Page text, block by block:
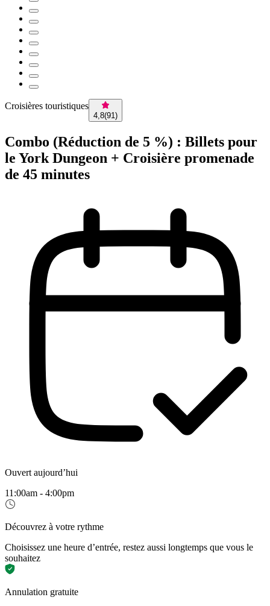
Croisières touristiques
4,8(91)
Combo (Réduction de 5 %) : Billets pour
le York Dungeon + Croisière promenade
de 45 minutes
Ouvert aujourd’hui
11:00am - 4:00pm
Découvrez à votre rythme
Choisissez une heure d’entrée, restez aussi longtemps que vous le
souhaitez
Annulation gratuite